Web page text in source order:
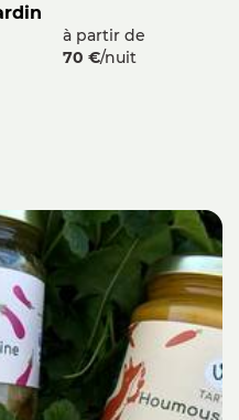
à partir de
70 €/nuit